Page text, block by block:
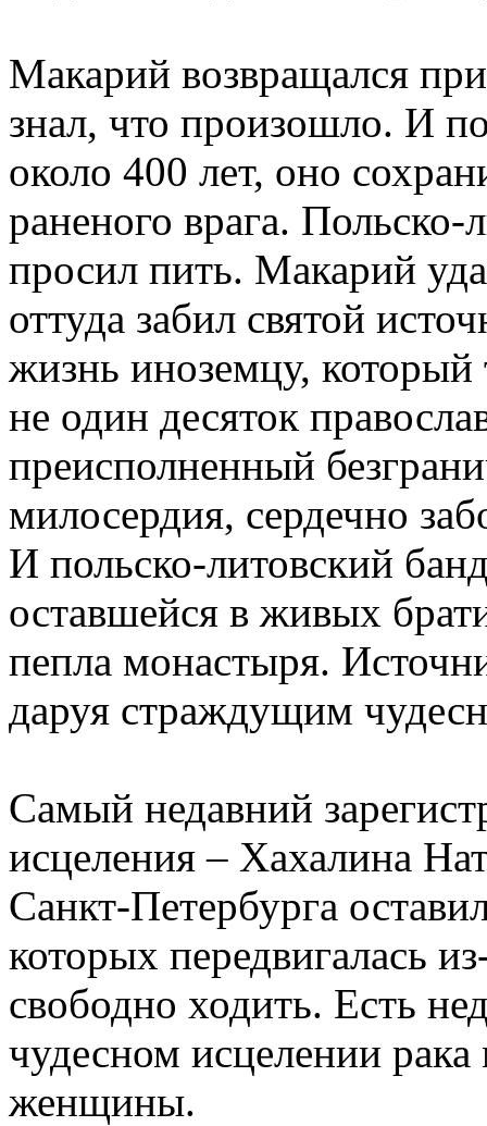
Макарий возвращался
знал, что произошло. И
около 400 лет, оно
раненого врага. Польско-
просил пить. Макарий
оттуда забил святой
жизнь иноземцу,
не один десяток
преисполненный
милосердия, сердечно
И польско-литовский
оставшейся в живых
пепла монастыря.
даруя страждущим
Самый недавний
исцеления – Хахалина
Санкт-Петербурга
которых передвигалась
свободно ходить. Есть
чудесном исцелении
женщины.